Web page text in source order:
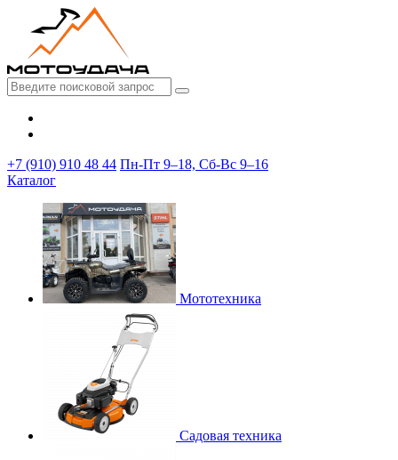
+7 (910) 910 48 44 Пн-Пт 9–18, Сб-Вс 9–16
Каталог
Мототехника
Садовая техника